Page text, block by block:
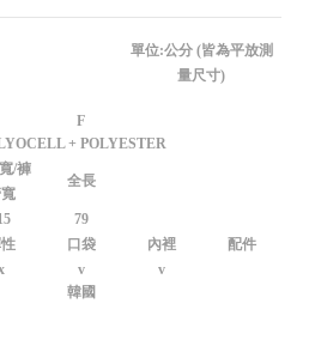
單位:公分 (皆為平放測
量尺寸)
F
+ POLYESTER
/褲
全長
79
口袋 內裡
配件
v
v
韓國